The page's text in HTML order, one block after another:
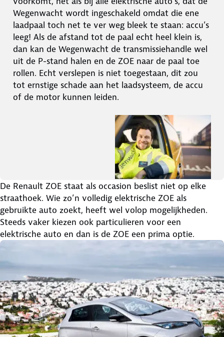
Wegenwacht wordt ingeschakeld omdat die ene
laadpaal toch net te ver weg bleek te staan: accu’s
leeg! Als de afstand tot de paal echt heel klein is,
dan kan de Wegenwacht de transmissiehandle wel
uit de P-stand halen en de ZOE naar de paal toe
rollen. Echt verslepen is niet toegestaan, dit zou
tot ernstige schade aan het laadsysteem, de accu
of de motor kunnen leiden.
De Renault ZOE staat als occasion beslist niet op elke
straathoek. Wie zo’n volledig elektrische ZOE als
gebruikte auto zoekt, heeft wel volop mogelijkheden.
Steeds vaker kiezen ook particulieren voor een
elektrische auto en dan is de ZOE een prima optie.